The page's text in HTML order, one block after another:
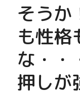
そうか
も性格
な・・
押しが